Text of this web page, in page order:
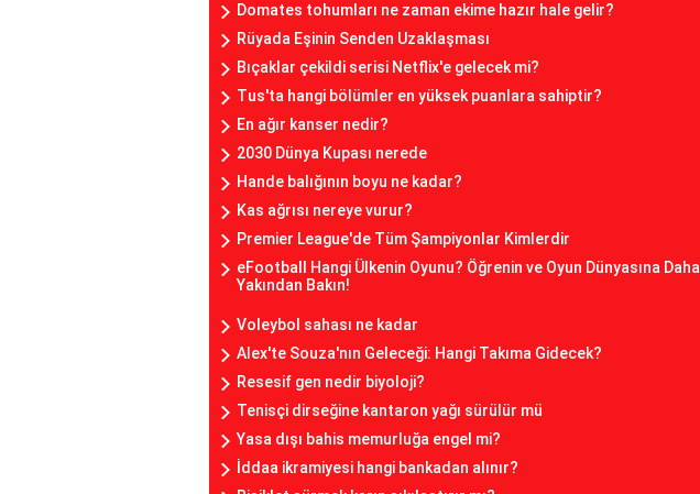
Domates tohumları ne zaman ekime hazır hale gelir?
Rüyada Eşinin Senden Uzaklaşması
Bıçaklar çekildi serisi Netflix'e gelecek mi?
Tus'ta hangi bölümler en yüksek puanlara sahiptir?
En ağır kanser nedir?
2030 Dünya Kupası nerede
Hande balığının boyu ne kadar?
Kas ağrısı nereye vurur?
Premier League'de Tüm Şampiyonlar Kimlerdir
eFootball Hangi Ülkenin Oyunu? Öğrenin ve Oyun Dünyasına Daha
Yakından Bakın!
Voleybol sahası ne kadar
Alex'te Souza'nın Geleceği: Hangi Takıma Gidecek?
Resesif gen nedir biyoloji?
Tenisçi dirseğine kantaron yağı sürülür mü
Yasa dışı bahis memurluğa engel mi?
İddaa ikramiyesi hangi bankadan alınır?